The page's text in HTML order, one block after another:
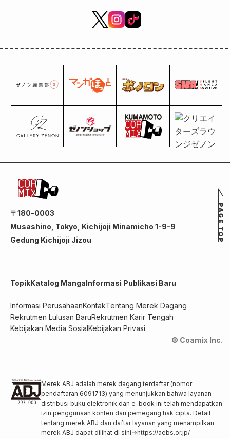
[KENSHIRO/RAOH/REI/JAGI
2025] kini tersedia!
〒180-0003
Musashino, Tokyo, Kichijoji Minamicho 1-9-9
Gedung Kichijoji Jizou
TopikKatalog MangaInformasi Publikasi Baru
Informasi PerusahaanKontakTentang Merek Dagang
Rekrutmen Lulusan BaruRekrutmen Karir Tengah
Kebijakan Media SosialKebijakan Privasi
© Coamix Inc.
Merek ABJ adalah merek dagang terdaftar (nomor
pendaftaran 6091713) yang menunjukkan bahwa layanan
distribusi buku elektronik dan e-book ini telah mendapatkan
izin penggunaan konten dari pemegang hak cipta. Detail
tentang merek ABJ dan daftar layanan yang menampilkan
merek ABJ dapat dilihat di sini→https://aebs.or.jp/